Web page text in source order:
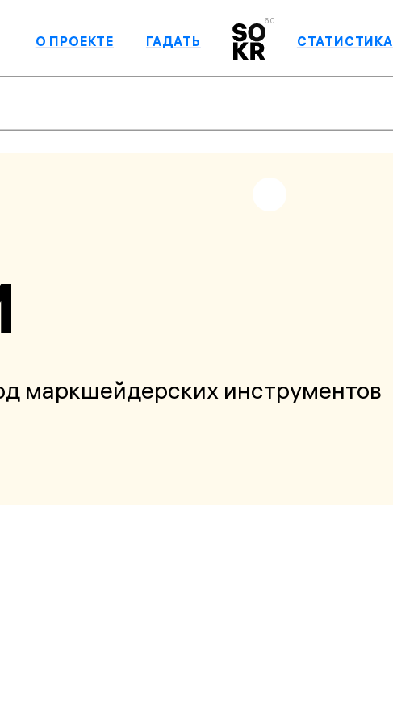
6.0
О ПРОЕКТЕ ГАДАТЬ СТАТИСТИКА
маркшейдерских инструментов